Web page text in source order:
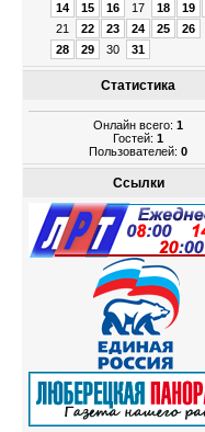
14
15 16 17 18 19
21
22 23 24 25 26
28
29 30 31
Статистика
Онлайн всего: 1
Гостей: 1
Пользователей: 0
Ссылки